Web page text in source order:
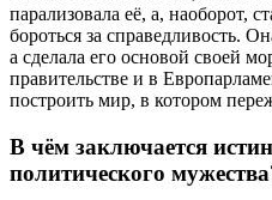
парализовала её, а, наоборот,
бороться за справедливость.
а сделала его основой своей
правительстве и в
построить мир, в котором
В чём заключается
политического